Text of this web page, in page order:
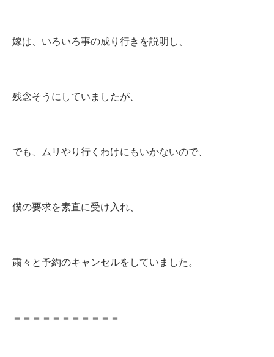
嫁は、いろいろ事の成り行きを説明し、
残念そうにしていましたが、
でも、ムリやり行くわけにもいかないので、
僕の要求を素直に受け入れ、
粛々と予約のキャンセルをしていました。
＝＝＝＝＝＝＝＝＝＝＝